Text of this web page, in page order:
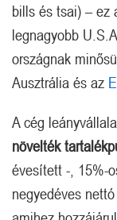
bills és tsai) – ez
legnagyobb
országnak
Ausztrália és az
A cég
növelték
évesített -, 15%-
negyedéves